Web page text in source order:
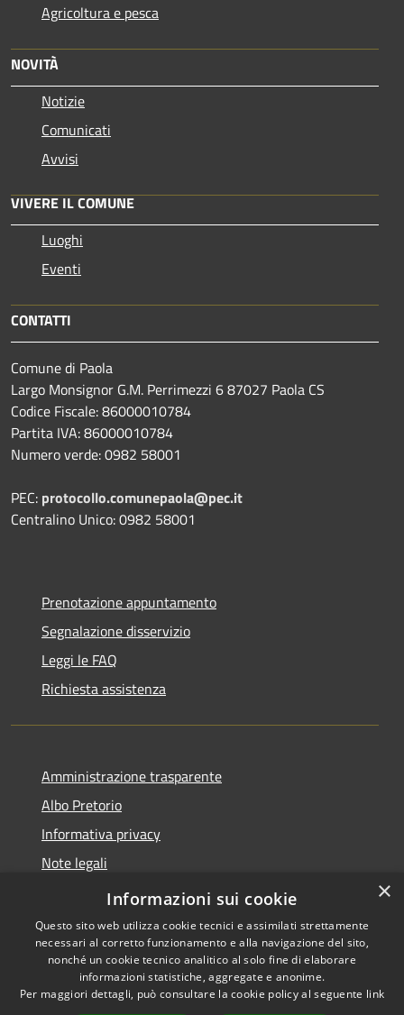
Agricoltura e pesca
NOVITÀ
Notizie
Comunicati
Avvisi
VIVERE IL COMUNE
Luoghi
Eventi
CONTATTI
Comune di Paola
Largo Monsignor G.M. Perrimezzi 6 87027 Paola CS
Codice Fiscale: 86000010784
Partita IVA: 86000010784
Numero verde: 0982 58001
PEC: protocollo.comunepaola@pec.it
Centralino Unico: 0982 58001
Prenotazione appuntamento
Segnalazione disservizio
Leggi le FAQ
Richiesta assistenza
Amministrazione trasparente
Albo Pretorio
Informativa privacy
Note legali
Dichiarazione di accessibilità
Accessibilità
Copyright © 2026 • Comune di
Paola • Powered by
×
Informazioni sui cookie
Questo sito web utilizza cookie tecnici e assimilati strettamente
necessari al corretto funzionamento e alla navigazione del sito,
nonché un cookie tecnico analitico al solo fine di elaborare
informazioni statistiche, aggregate e anonime.
Per maggiori dettagli, può consultare la cookie policy al seguente link